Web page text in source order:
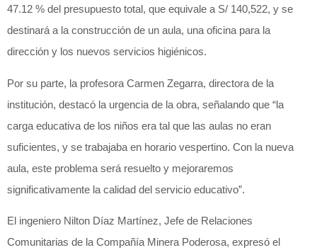
47.12 % del presupuesto total, que equivale a S/ 140,522, y se
destinará a la construcción de un aula, una oficina para la
dirección y los nuevos servicios higiénicos.
Por su parte, la profesora Carmen Zegarra, directora de la
institución, destacó la urgencia de la obra, señalando que “la
carga educativa de los niños era tal que las aulas no eran
suficientes, y se trabajaba en horario vespertino. Con la nueva
aula, este problema será resuelto y mejoraremos
significativamente la calidad del servicio educativo”.
El ingeniero Nilton Díaz Martínez, Jefe de Relaciones
Comunitarias de la Compañía Minera Poderosa, expresó el